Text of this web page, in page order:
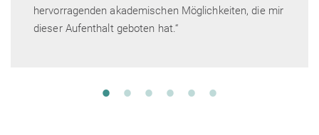
hervorragenden akademischen Möglichkeiten, die mir
dieser Aufenthalt geboten hat.“